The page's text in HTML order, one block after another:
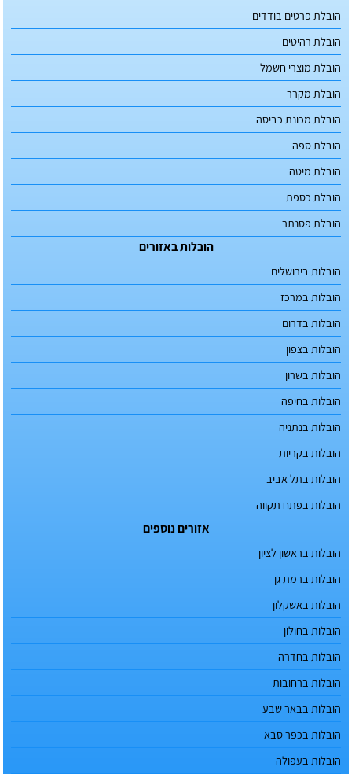
הובלת פרטים בודדים
הובלת רהיטים
הובלת מוצרי חשמל
הובלת מקרר
הובלת מכונת כביסה
הובלת ספה
הובלת מיטה
הובלת כספת
הובלת פסנתר
הובלות באזורים
הובלות בירושלים
הובלות במרכז
הובלות בדרום
הובלות בצפון
הובלות בשרון
הובלות בחיפה
הובלות בנתניה
הובלות בקריות
הובלות בתל אביב
הובלות בפתח תקווה
אזורים נוספים
הובלות בראשון לציון
הובלות ברמת גן
הובלות באשקלון
הובלות בחולון
הובלות בחדרה
הובלות ברחובות
הובלות בבאר שבע
הובלות בכפר סבא
הובלות בעפולה